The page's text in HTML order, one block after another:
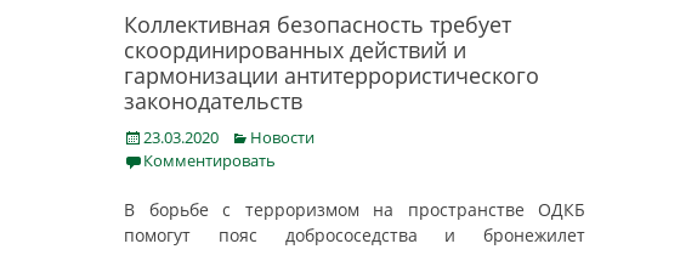
Коллективная безопасность требует
скоординированных действий и
гармонизации антитеррористического
законодательств
Posted
on
23.03.2020 Categories
Новости
Комментировать
В борьбе с терроризмом на пространстве ОДКБ
помогут пояс добрососедства и бронежилет